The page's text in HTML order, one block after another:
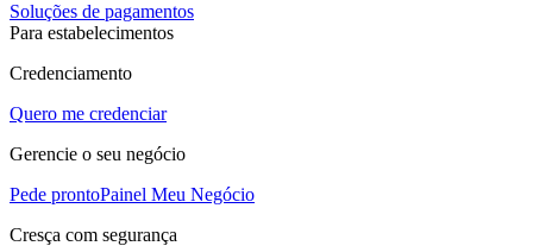
Soluções de pagamentos
Para estabelecimentos
Credenciamento
Quero me credenciar
Gerencie o seu negócio
Pede prontoPainel Meu Negócio
Cresça com segurança